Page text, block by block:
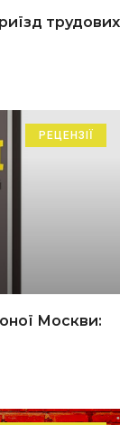
трудових
РЕЦЕНЗІЇ
Москви: